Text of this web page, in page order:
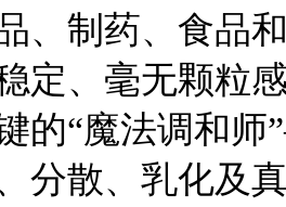
制药、食品和
定、毫无颗粒
的“魔法调和
分散、乳化及